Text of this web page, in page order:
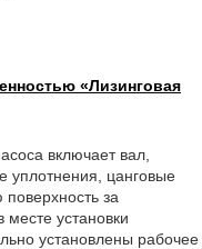
«Лизинговая
включает вал,
уплотнения, цанговые
за
установки
установлены рабочее